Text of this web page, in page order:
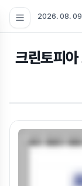
2026. 08.
크린토피